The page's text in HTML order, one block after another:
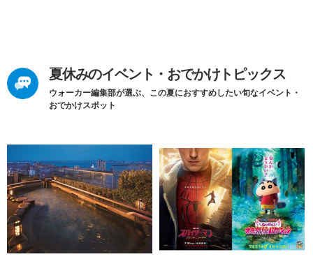
夏休みのイベント・おでかけトピックス
ウォーカー編集部が選ぶ、この夏におすすめしたい旬なイベント・
おでかけスポット